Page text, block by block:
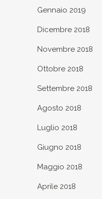
Gennaio 2019
Dicembre 2018
Novembre 2018
Ottobre 2018
Settembre 2018
Agosto 2018
Luglio 2018
Giugno 2018
Maggio 2018
Aprile 2018